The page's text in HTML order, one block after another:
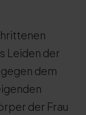
Leiden der
dem
der Frau